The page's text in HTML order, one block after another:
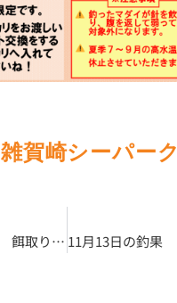
雑賀崎シーパーク
11月10日の釣果 餌取り対策の強い硬めのダンゴは必須